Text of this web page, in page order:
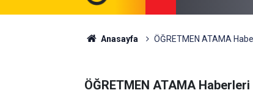
Anasayfa ÖĞRETMEN ATAMA
ÖĞRETMEN ATAMA Haberleri